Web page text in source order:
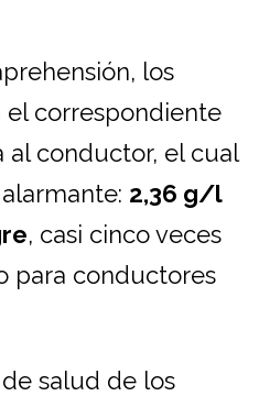
los
correspondiente
conductor, el cual
2,36 g/l
, casi cinco veces
para conductores
salud de los